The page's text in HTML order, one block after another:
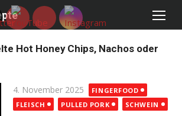
Hot Honey Chips, Nachos oder
Posted
on
4. November 2025
FINGERFOOD
FLEISCH
PULLED PORK SCHWEIN